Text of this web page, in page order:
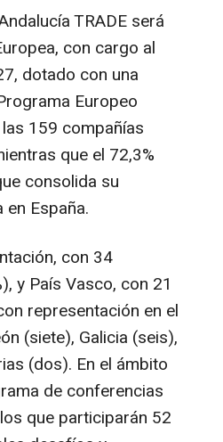
TRADE será
con cargo al
dotado con una
Europeo
159 compañías
que el 72,3%
consolida su
España.
con 34
y País Vasco, con 21
representación en el
(siete), Galicia (seis),
(dos). En el ámbito
de conferencias
que participarán 52